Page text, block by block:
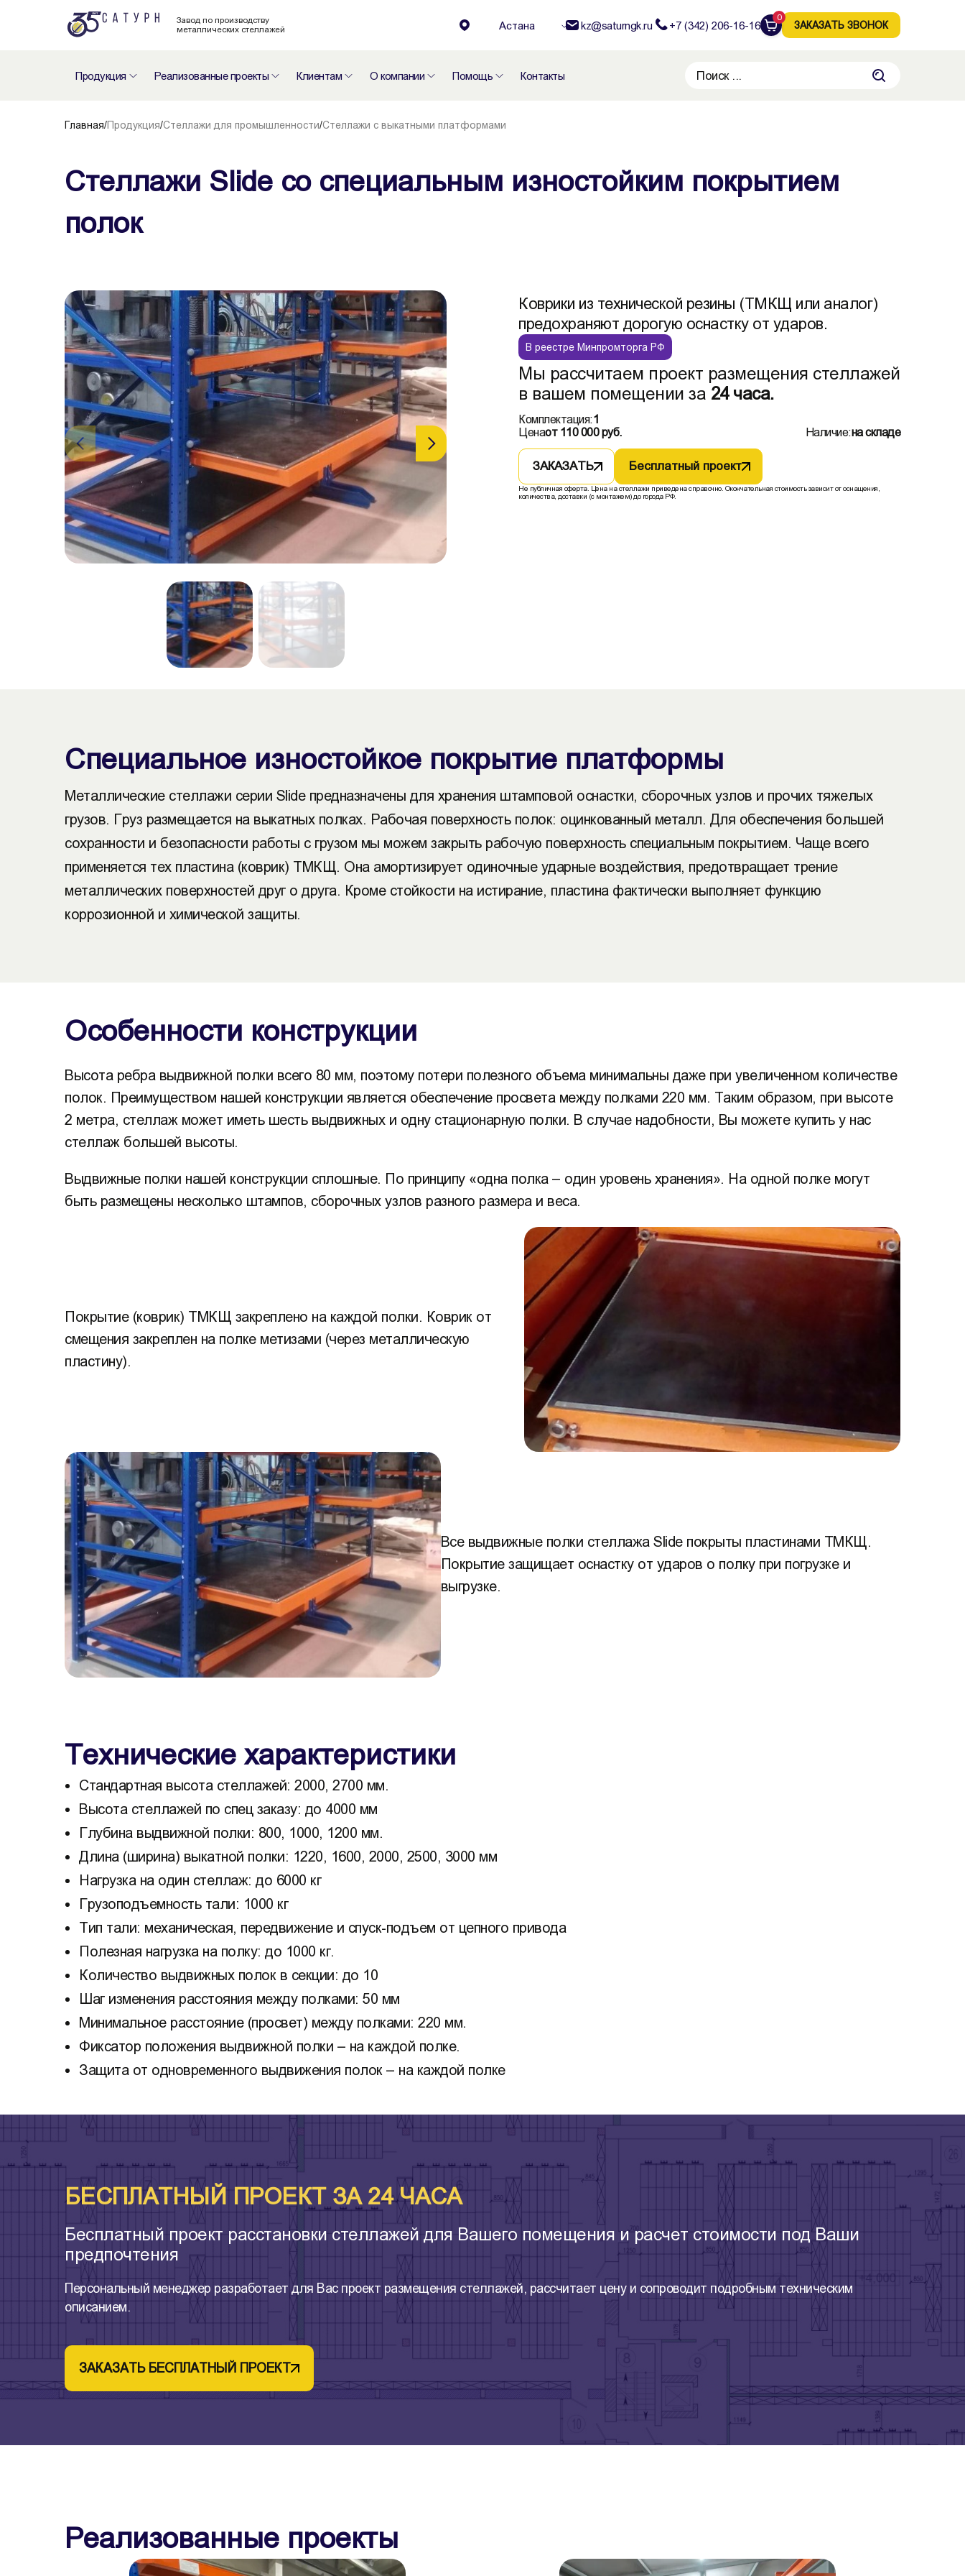
Завод по производству
металлических стеллажей
Астана kz@saturngk.ru +7 (342) 206-16-16
0
ЗАКАЗАТЬ ЗВОНОК
Продукция Реализованные проекты Клиентам О компании Помощь Контакты
Главная/Продукция/Стеллажи для промышленности/Стеллажи с выкатными платформами
Стеллажи Slide со специальным изностойким покрытием
полок
Коврики из технической резины (ТМКЩ или аналог)
предохраняют дорогую оснастку от ударов.
В реестре Минпромторга РФ
Мы рассчитаем проект размещения стеллажей
в вашем помещении за 24 часа.
Комплектация:1
Ценаот 110 000 руб. Наличие:на складе
ЗАКАЗАТЬ Бесплатный проект
Не публичная оферта. Цена на стеллажи приведена справочно. Окончательная стоимость зависит от оснащения,
количества, доставки (с монтажем) до города РФ.
Специальное изностойкое покрытие платформы
Металлические стеллажи серии Slide предназначены для хранения штамповой оснастки, сборочных узлов и прочих тяжелых
грузов. Груз размещается на выкатных полках. Рабочая поверхность полок: оцинкованный металл. Для обеспечения большей
сохранности и безопасности работы с грузом мы можем закрыть рабочую поверхность специальным покрытием. Чаще всего
применяется тех пластина (коврик) ТМКЩ. Она амортизирует одиночные ударные воздействия, предотвращает трение
металлических поверхностей друг о друга. Кроме стойкости на истирание, пластина фактически выполняет функцию
коррозионной и химической защиты.
Особенности конструкции
Высота ребра выдвижной полки всего 80 мм, поэтому потери полезного объема минимальны даже при увеличенном количестве
полок. Преимуществом нашей конструкции является обеспечение просвета между полками 220 мм. Таким образом, при высоте
2 метра, стеллаж может иметь шесть выдвижных и одну стационарную полки. В случае надобности, Вы можете купить у нас
стеллаж большей высоты.
Выдвижные полки нашей конструкции сплошные. По принципу «одна полка – один уровень хранения». На одной полке могут
быть размещены несколько штампов, сборочных узлов разного размера и веса.
Покрытие (коврик) ТМКЩ закреплено на каждой полки. Коврик от
смещения закреплен на полке метизами (через металлическую
пластину).
Все выдвижные полки стеллажа Slide покрыты пластинами ТМКЩ.
Покрытие защищает оснастку от ударов о полку при погрузке и
выгрузке.
Технические характеристики
Стандартная высота стеллажей: 2000, 2700 мм.
Высота стеллажей по спец заказу: до 4000 мм
Глубина выдвижной полки: 800, 1000, 1200 мм.
Длина (ширина) выкатной полки: 1220, 1600, 2000, 2500, 3000 мм
Нагрузка на один стеллаж: до 6000 кг
Грузоподъемность тали: 1000 кг
Тип тали: механическая, передвижение и спуск-подъем от цепного привода
Полезная нагрузка на полку: до 1000 кг.
Количество выдвижных полок в секции: до 10
Шаг изменения расстояния между полками: 50 мм
Минимальное расстояние (просвет) между полками: 220 мм.
Фиксатор положения выдвижной полки – на каждой полке.
Защита от одновременного выдвижения полок – на каждой полке
БЕСПЛАТНЫЙ ПРОЕКТ ЗА 24 ЧАСА
Бесплатный проект расстановки стеллажей для Вашего помещения и расчет стоимости под Ваши
предпочтения
Персональный менеджер разработает для Вас проект размещения стеллажей, рассчитает цену и сопроводит подробным техническим
описанием.
ЗАКАЗАТЬ БЕСПЛАТНЫЙ ПРОЕКТ
Реализованные проекты